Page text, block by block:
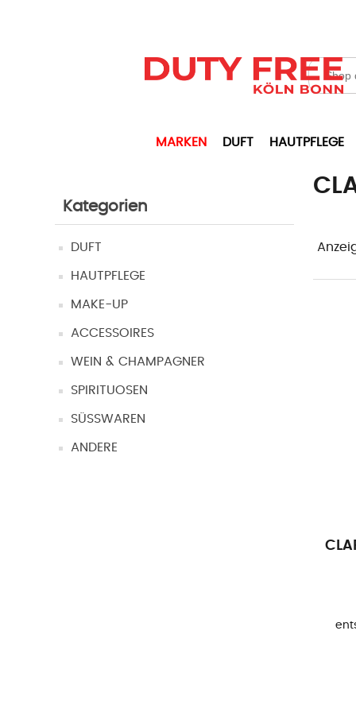
MARKEN DUFT HAUTPFLEGE
Kategorien
DUFT
HAUTPFLEGE
MAKE-UP
ACCESSOIRES
WEIN & CHAMPAGNER
SPIRITUOSEN
SÜSSWAREN
ANDERE